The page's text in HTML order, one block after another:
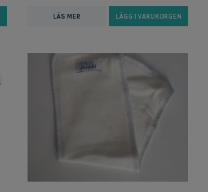
LÄS MER LÄGG I VARUKORGEN